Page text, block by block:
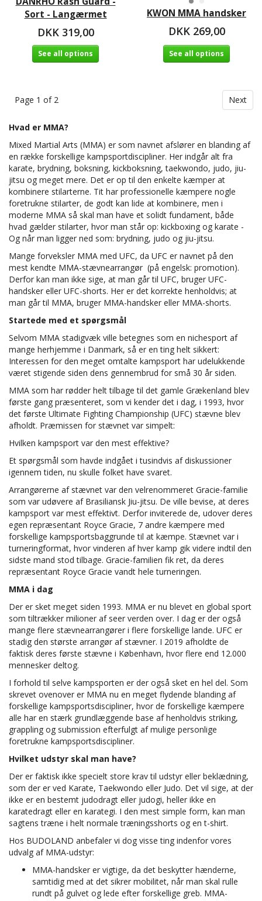
Sort - Langærmet
DKK 319,00
See all options
KWON MMA handsker
DKK 269,00
See all options
Page 1 of 2 Next
Hvad er MMA?
Mixed Martial Arts (MMA) er som navnet afslører en blanding af
en række forskellige kampsportdiscipliner. Her indgår alt fra
karate, brydning, boksning, kickboksning, taekwondo, judo, jiu-
jitsu og meget mere. Det er op til den enkelte kæmper at
kombinere stilarterne. Tit har professionelle kæmpere nogle
foretrukne stilarter, de godt kan lide at kombinere, men i
moderne MMA så skal man have et solidt fundament, både
hvad gælder stilarter, hvor man står op: kickboxing og karate -
Og når man ligger ned som: brydning, judo og jiu-jitsu.
Mange forveksler MMA med UFC, da UFC er navnet på den
mest kendte MMA-stævnearrangør (på engelsk: promotion).
Derfor kan man ikke sige, at man går til UFC, bruger UFC-
handsker eller UFC-shorts. Her er det korrekte henholdvis; at
man går til MMA, bruger MMA-handsker eller MMA-shorts.
Startede med et spørgsmål
Selvom MMA stadigvæk ville betegnes som en nichesport af
mange herhjemme i Danmark, så er en ting helt sikkert:
Interessen for den meget omtalte kampsport har udelukkende
været stigende siden dens gennembrud for små 30 år siden.
MMA som har rødder helt tilbage til det gamle Grækenland blev
første gang præsenteret, som vi kender det i dag, i 1993, hvor
det første Ultimate Fighting Championship (UFC) stævne blev
afholdt. Præmissen for stævnet var simpelt:
Hvilken kampsport var den mest effektive?
Et spørgsmål som havde indgået i tusindvis af diskussioner
igennem tiden, nu skulle folket have svaret.
Arrangørerne af stævnet var den velrenommeret Gracie-familie
som var udøvere af Brasiliansk Jiu-jitsu. De ville bevise, at deres
kampsport var mest effektivt. Derfor inviterede de, udover deres
egen repræsentant Royce Gracie, 7 andre kæmpere med
forskellige kampsportsbaggrunde til at kæmpe. Stævnet var i
turneringformat, hvor vinderen af hver kamp gik videre indtil den
sidste mand stod tilbage. Gracie-familien fik ret, da deres
repræsentant Royce Gracie vandt hele turneringen.
MMA i dag
Der er sket meget siden 1993. MMA er nu blevet en global sport
som tiltrækker milioner af seer verden over. I dag er der også
mange flere stævnearrangører i flere forskellige lande. UFC er
stadig den største arrangør af stævner. I 2019 afholdte de
faktisk deres første stævne i København, hvor flere end 12.000
mennesker deltog.
I forhold til selve kampsporten er der også sket en hel del. Som
skrevet ovenover er MMA nu en meget flydende blanding af
forskellige kampsportsdiscipliner, hvor de forskellige kæmpere
alle har en stærk grundlæggende base af henholdvis striking,
grappling og submission efterfulgt af mulige personlige
foretrukne kampsportsdiscipliner.
Hvilket udstyr skal man have?
Der er faktisk ikke specielt store krav til udstyr eller beklædning,
som der er ved Karate, Taekwondo eller Judo. Det vil sige, at der
ikke er en bestemt judodragt eller judogi, heller ikke en
karatedragt eller en karategi. I den mest simple form, kan man
sagtens træne i helt normale træningsshorts og en t-shirt.
Hos BUDOLAND anbefaler vi dog visse ting indenfor vores
udvalg af MMA-udstyr:
MMA-handsker er vigtige, da det beskytter hænderne,
samtidig med at det sikrer mobilitet, når man skal rulle
rundt på gulvet og lede efter forskellige greb. MMA-